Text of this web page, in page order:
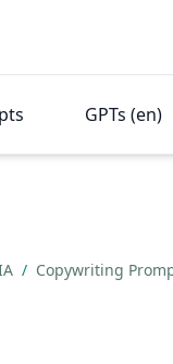
GPTs (en)
/ Copywriting